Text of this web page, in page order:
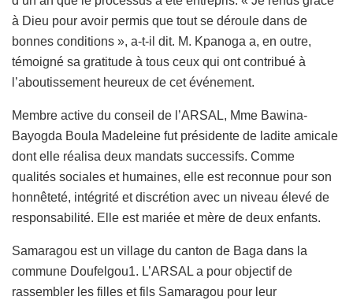
à Dieu pour avoir permis que tout se déroule dans de
bonnes conditions », a-t-il dit. M. Kpanoga a, en outre,
témoigné sa gratitude à tous ceux qui ont contribué à
l’aboutissement heureux de cet événement.
Membre active du conseil de l’ARSAL, Mme Bawina-
Bayogda Boula Madeleine fut présidente de ladite amicale
dont elle réalisa deux mandats successifs. Comme
qualités sociales et humaines, elle est reconnue pour son
honnêteté, intégrité et discrétion avec un niveau élevé de
responsabilité. Elle est mariée et mère de deux enfants.
Samaragou est un village du canton de Baga dans la
commune Doufelgou1. L’ARSAL a pour objectif de
rassembler les filles et fils Samaragou pour leur